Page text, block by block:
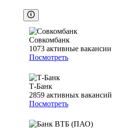
Совкомбанк
1073 активные вакансии
Посмотреть
Т-Банк
2859 активных вакансий
Посмотреть